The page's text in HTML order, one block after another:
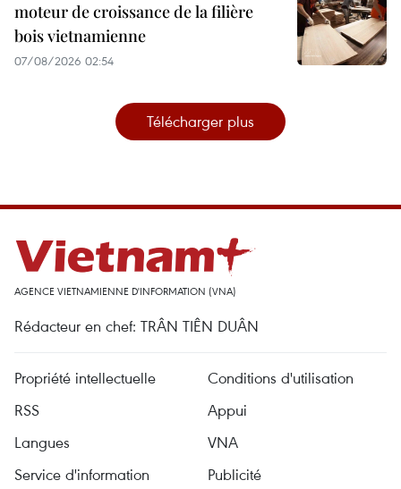
moteur de croissance de la filière
bois vietnamienne
07/08/2026 02:54
Télécharger plus
AGENCE VIETNAMIENNE D'INFORMATION (VNA)
Rédacteur en chef: TRÂN TIÊN DUÂN
Propriété intellectuelle
Conditions d'utilisation
RSS
Appui
Langues
VNA
Service d'information
Publicité